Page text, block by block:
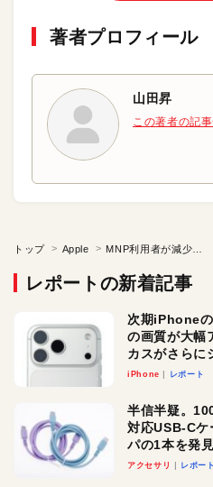
著者プロフィール
山田昇
この著者の記
トップ Apple
レポートの新着記事
次期iPhone
の画質が大幅
カスがさらに
iPhone レポート
半信半疑。
対応USB-Cケ
パの1本を発
アクセサリ レポート